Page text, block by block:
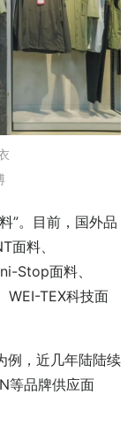
”。目前，国外品
面料、
Stop面料、
WEI-TEX科技面
例，近几年陆陆续
等品牌供应面